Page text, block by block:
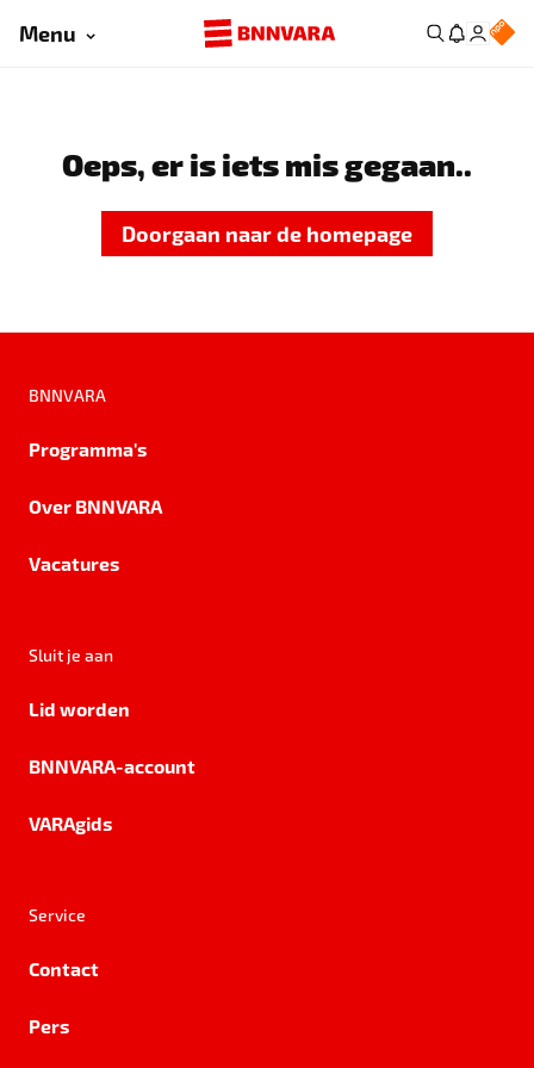
Menu
Oeps, er is iets mis gegaan..
Doorgaan naar de homepage
BNNVARA
Programma's
Over BNNVARA
Vacatures
Sluit je aan
Lid worden
BNNVARA-account
VARAgids
Service
Contact
Pers